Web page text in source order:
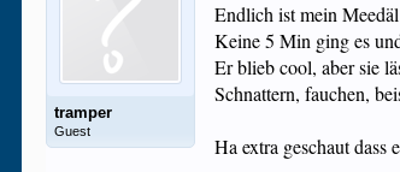
tramper
Guest
Endlich ist mein
Keine 5 Min ging es
Er blieb cool, aber sie
Schnattern, fauchen,
Ha extra geschaut